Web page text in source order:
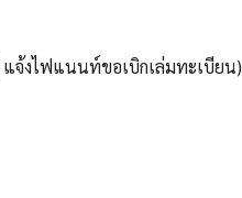
จ้งไฟแนนท์ขอเบิกเล่มทะเบียน)